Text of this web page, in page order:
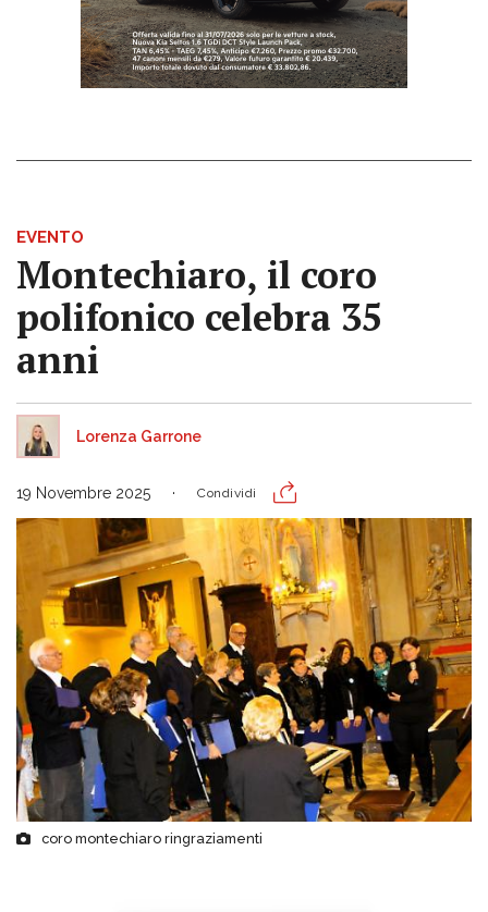
EVENTO
Montechiaro, il coro
polifonico celebra 35
anni
Lorenza Garrone
19 Novembre 2025 Condividi
coro montechiaro ringraziamenti